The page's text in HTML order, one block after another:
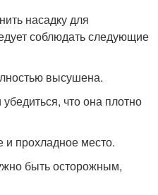
насадку для
соблюдать следующие
высушена.
что она плотно
и прохладное место.
быть осторожным,